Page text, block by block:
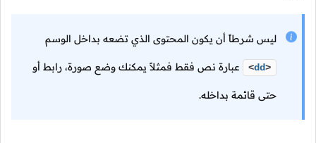
ليس شرطاً أن يكون المحتوى الذي تضعه بداخل الوسم
<dd> عبارة نص فقط فمثلاً يمكنك وضع صورة، رابط أو
حتى قائمة بداخله.